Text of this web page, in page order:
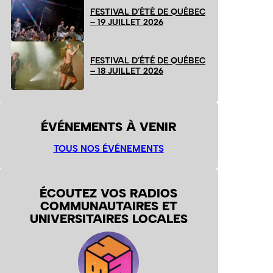
FESTIVAL D’ÉTÉ DE QUÉBEC
– 19 JUILLET 2026
FESTIVAL D’ÉTÉ DE QUÉBEC
– 18 JUILLET 2026
ÉVÉNEMENTS À VENIR
TOUS NOS ÉVÉNEMENTS
ÉCOUTEZ VOS RADIOS
COMMUNAUTAIRES ET
UNIVERSITAIRES LOCALES